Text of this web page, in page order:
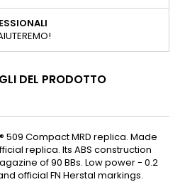
DEL PRODOTTO
509 Compact MRD replica. Made
replica. Its ABS construction
of 90 BBs. Low power - 0.2
official FN Herstal markings.